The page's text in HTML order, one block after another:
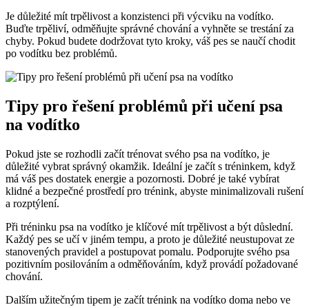
Je důležité mít trpělivost a konzistenci při výcviku na vodítko.
Buďte trpěliví, odměňujte správné chování a vyhněte se trestání za
chyby. Pokud budete dodržovat tyto kroky, váš pes se naučí chodit
po vodítku bez problémů.
Tipy pro řešení problémů při učení psa
na vodítko
Pokud jste se rozhodli začít trénovat svého psa na vodítko, je
důležité vybrat správný okamžik. Ideální je začít s tréninkem, když
má váš pes dostatek energie a pozornosti. Dobré je také vybírat
klidné a bezpečné prostředí pro trénink, abyste minimalizovali rušení
a rozptýlení.
Při tréninku psa na vodítko je klíčové mít trpělivost a být důslední.
Každý pes se učí v jiném tempu, a proto je důležité neustupovat ze
stanovených pravidel a postupovat pomalu. Podporujte svého psa
pozitivním posilováním a odměňováním, když provádí požadované
chování.
Dalším užitečným tipem je začít trénink na vodítko doma nebo ve